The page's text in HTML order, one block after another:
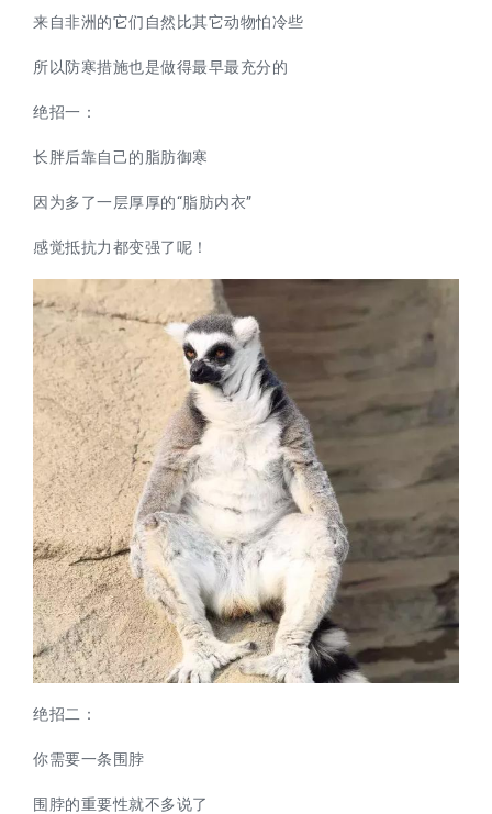
来自非洲的它们自然比其它动物怕冷些
所以防寒措施也是做得最早最充分的
绝招一：
长胖后靠自己的脂肪御寒
因为多了一层厚厚的“脂肪内衣”
感觉抵抗力都变强了呢！
绝招二：
你需要一条围脖
围脖的重要性就不多说了